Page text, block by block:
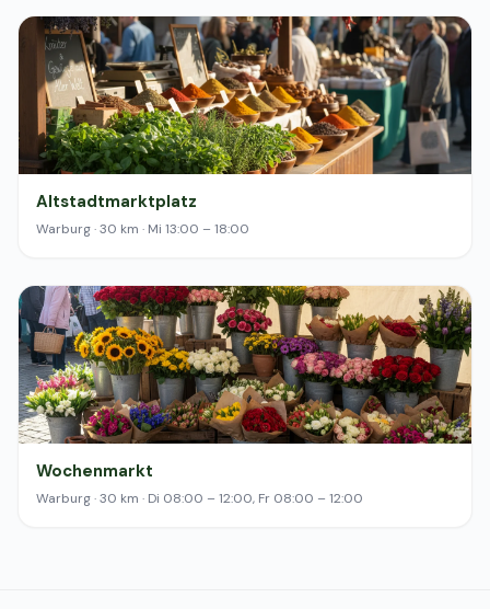
Altstadtmarktplatz
Warburg · 30 km · Mi 13:00 – 18:00
Wochenmarkt
Warburg · 30 km · Di 08:00 – 12:00, Fr 08:00 – 12:00